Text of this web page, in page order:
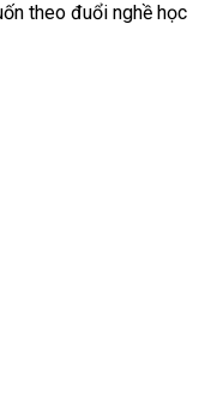
theo đuổi nghề học